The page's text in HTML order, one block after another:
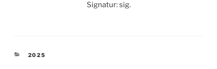
Signatur: sig.
KATEGORIEN
2025